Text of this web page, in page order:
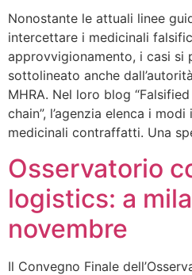
Nonostante le attuali linee
intercettare i medicinali
approvvigionamento, i casi si
sottolineato anche
MHRA. Nel loro blog
chain”, l’agenzia elenca i
medicinali contraffatti. Una
Osservatorio
logistics: a
novembre
Il Convegno Finale